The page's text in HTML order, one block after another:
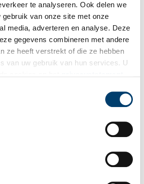
te analyseren. Ook delen we
gebruik van onze site met onze
media, adverteren en analyse. Deze
gegevens combineren met andere
ze heeft verstrekt of die ze hebben
van uw gebruik van hun services. U